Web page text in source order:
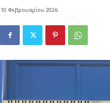
10 Φεβρουαρίου 2026